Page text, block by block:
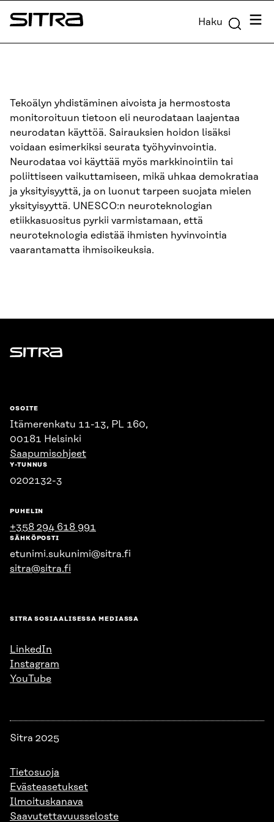
Siirry
suoraan
Sitra Haku
Tekoälyn yhdistäminen aivoista ja hermostosta
monitoroituun tietoon eli neurodataan laajentaa
neurodatan käyttöä. Sairauksien hoidon lisäksi
voidaan esimerkiksi seurata työhyvinvointia.
Neurodataa voi käyttää myös markkinointiin tai
poliittiseen vaikuttamiseen, mikä uhkaa demokratiaa
ja yksityisyyttä, ja on luonut tarpeen suojata mielen
yksityisyyttä. UNESCO:n neuroteknologian
etiikkasuositus pyrkii varmistamaan, että
neuroteknologia edistää ihmisten hyvinvointia
vaarantamatta ihmisoikeuksia.
Sitra
OSOITE
Itämerenkatu 11-13, PL 160,
00181 Helsinki
Saapumisohjeet
Y-TUNNUS
0202132-3
PUHELIN
+358 294 618 991
SÄHKÖPOSTI
etunimi.sukunimi@sitra.fi
sitra@sitra.fi
SITRA SOSIAALISESSA MEDIASSA
LinkedIn
Instagram
YouTube
Sitra 2025
Tietosuoja
Evästeasetukset
Ilmoituskanava
Saavutettavuusseloste